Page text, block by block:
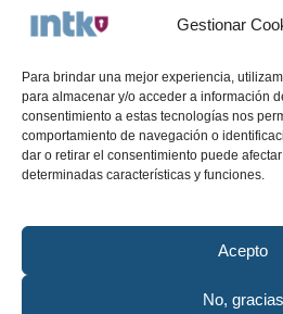
Gestionar
Para brindar una mejor experiencia,
para almacenar y/o acceder a información
consentimiento a estas tecnologías nos
comportamiento de navegación o
dar o retirar el consentimiento puede
determinadas características y funciones.
Acepto
No, gracias
Horario de atención: de lunes
Redes
¡CONOCE